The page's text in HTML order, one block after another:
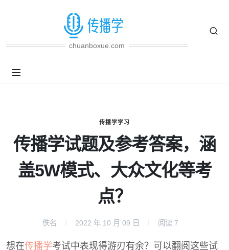
chuanboxue.com
传播学学习
传播学试题及参考答案，涵
盖5W模式、大众文化等考
点？
佚名 2022 年 10 月 09 日 阅读 7
想在传播学考试中表现得游刃有余？可以翻阅这些试